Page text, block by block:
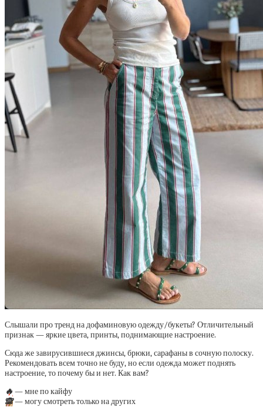
Слышали про тренд на дофаминовую одежду/букеты? Отличительный
признак — яркие цвета, принты, поднимающие настроение.
Сюда же завирусившиеся джинсы, брюки, сарафаны в сочную полоску.
Рекомендовать всем точно не буду, но если одежда может поднять
настроение, то почему бы и нет. Как вам?
🔥— мне по кайфу
🙈— могу смотреть только на других